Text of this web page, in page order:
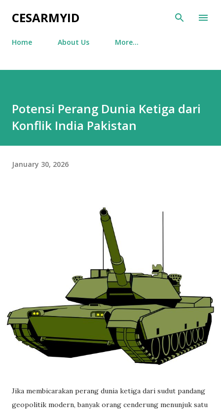
Skip to main content
CESARMYID
Home About Us More…
Potensi Perang Dunia Ketiga dari
Konflik India Pakistan
January 30, 2026
Jika membicarakan perang dunia ketiga dari sudut pandang
geopolitik modern, banyak orang cenderung menunjuk satu